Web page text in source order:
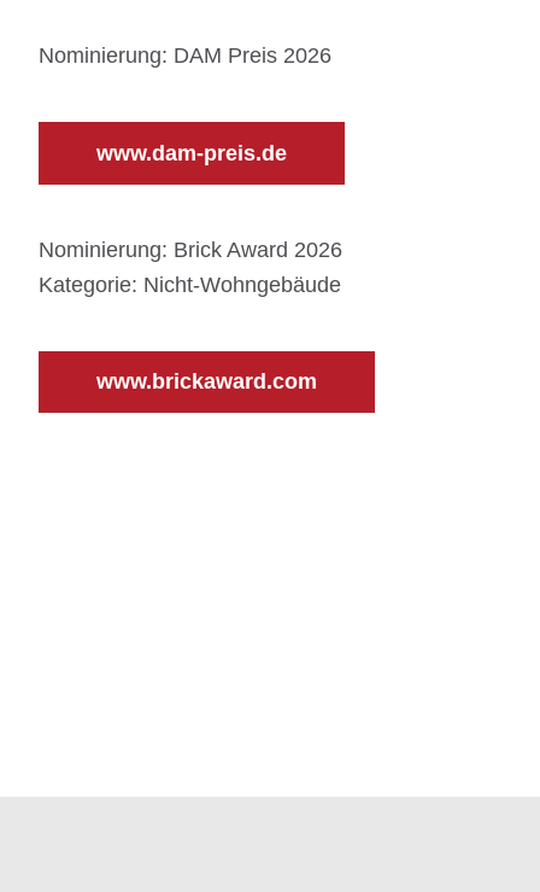
Nominierung: DAM Preis 2026
www.dam-preis.de
Nominierung: Brick Award 2026
Kategorie: Nicht-Wohngebäude
www.brickaward.com